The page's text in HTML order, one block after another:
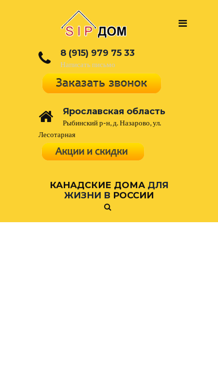
8 (915) 979 75 33
Написать письмо
Ярославская область
Рыбинский р-н, д. Назарово, ул.
Лесотарная
КАНАДСКИЕ ДОМА ДЛЯ
ЖИЗНИ В РОССИИ